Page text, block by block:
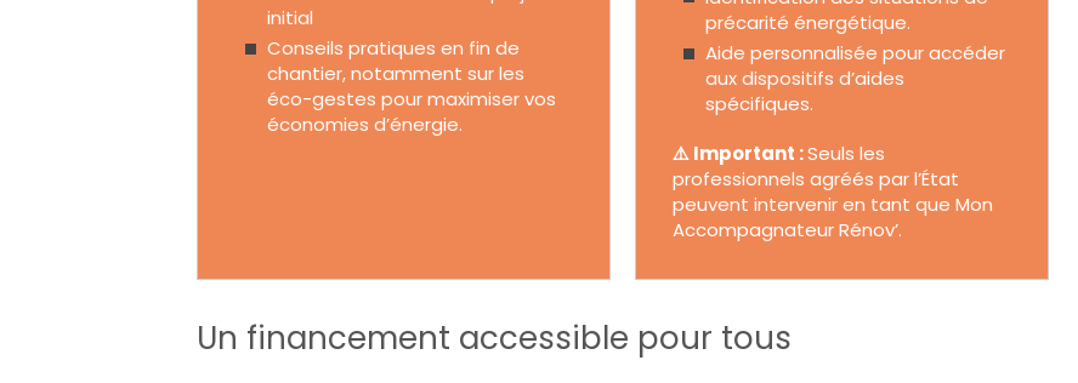
initial
Conseils pratiques en fin de
chantier, notamment sur les
éco-gestes pour maximiser vos
économies d’énergie.
précarité énergétique.
Aide personnalisée pour accéder
aux dispositifs d’aides
spécifiques.
⚠️ Important :Seuls les
professionnels agréés par l’État
peuvent intervenir en tant que Mon
Accompagnateur Rénov’.
Un financement accessible pour tous